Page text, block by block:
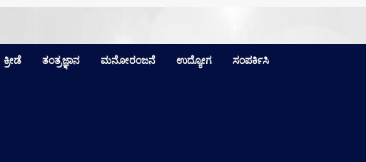
ಕ್ರೀಡೆ ತಂತ್ರಜ್ಞಾನ ಮನೋರಂಜನೆ ಉದ್ಯೋಗ ಸಂಪರ್ಕಿಸಿ